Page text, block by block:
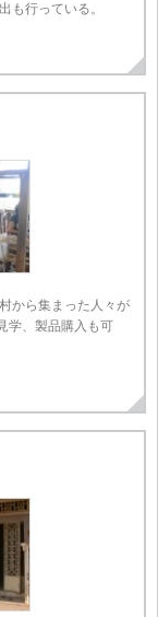
も行っている。
から集まった人々が
学、製品購入も可